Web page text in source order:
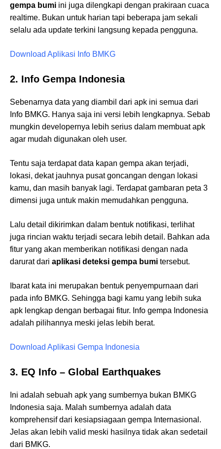
gempa bumi ini juga dilengkapi dengan prakiraan cuaca
realtime. Bukan untuk harian tapi beberapa jam sekali
selalu ada update terkini langsung kepada pengguna.
Download Aplikasi Info BMKG
2. Info Gempa Indonesia
Sebenarnya data yang diambil dari apk ini semua dari
Info BMKG. Hanya saja ini versi lebih lengkapnya. Sebab
mungkin developernya lebih serius dalam membuat apk
agar mudah digunakan oleh user.
Tentu saja terdapat data kapan gempa akan terjadi,
lokasi, dekat jauhnya pusat goncangan dengan lokasi
kamu, dan masih banyak lagi. Terdapat gambaran peta 3
dimensi juga untuk makin memudahkan pengguna.
Lalu detail dikirimkan dalam bentuk notifikasi, terlihat
juga rincian waktu terjadi secara lebih detail. Bahkan ada
fitur yang akan memberikan notifikasi dengan nada
darurat dari aplikasi deteksi gempa bumi tersebut.
Ibarat kata ini merupakan bentuk penyempurnaan dari
pada info BMKG. Sehingga bagi kamu yang lebih suka
apk lengkap dengan berbagai fitur. Info gempa Indonesia
adalah pilihannya meski jelas lebih berat.
Download Aplikasi Gempa Indonesia
3. EQ Info – Global Earthquakes
Ini adalah sebuah apk yang sumbernya bukan BMKG
Indonesia saja. Malah sumbernya adalah data
komprehensif dari kesiapsiagaan gempa Internasional.
Jelas akan lebih valid meski hasilnya tidak akan sedetail
dari BMKG.